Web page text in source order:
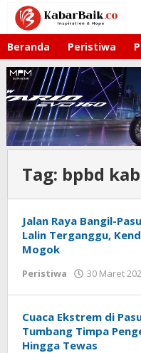
Lewati
konten
Beranda Peristiwa
Tag: bpbd
Jalan Raya Bangil-
Lalin Terganggu,
Mogok
Peristiwa 30 Maret
Cuaca Ekstrem di
Tumbang Timpa
Hingga Tewas